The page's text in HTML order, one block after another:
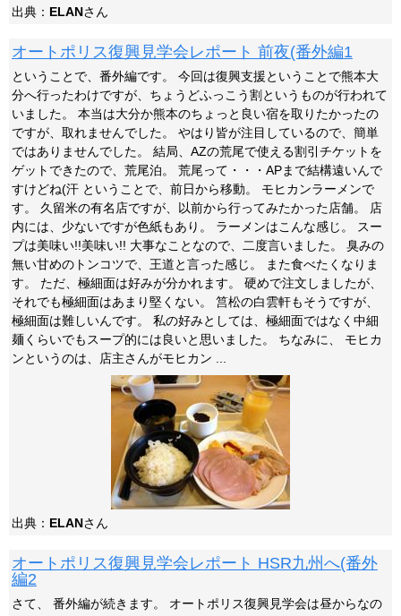
出典： ELANさん
オートポリス復興見学会レポート 前夜(番外編1
ということで、番外編です。 今回は復興支援ということで熊本大
分へ行ったわけですが、ちょうどふっこう割というものが行われて
いました。 本当は大分か熊本のちょっと良い宿を取りたかったの
ですが、取れませんでした。 やはり皆が注目しているので、簡単
ではありませんでした。 結局、AZの荒尾で使える割引チケットを
ゲットできたので、荒尾泊。 荒尾って・・・APまで結構遠いんで
すけどね(汗 ということで、前日から移動。 モヒカンラーメンで
す。 久留米の有名店ですが、以前から行ってみたかった店舗。 店
内には、少ないですが色紙もあり。 ラーメンはこんな感じ。 スー
プは美味い!!美味い!! 大事なことなので、二度言いました。 臭みの
無い甘めのトンコツで、王道と言った感じ。 また食べたくなりま
す。 ただ、極細面は好みが分かれます。 硬めで注文しましたが、
それでも極細面はあまり堅くない。 筥松の白雲軒もそうですが、
極細面は難しいんです。 私の好みとしては、極細面ではなく中細
麺くらいでもスープ的には良いと思いました。 ちなみに、 モヒカ
ンというのは、店主さんがモヒカン ...
出典： ELANさん
オートポリス復興見学会レポート HSR九州へ(番外
編2
さて、 番外編が続きます。 オートポリス復興見学会は昼からなの